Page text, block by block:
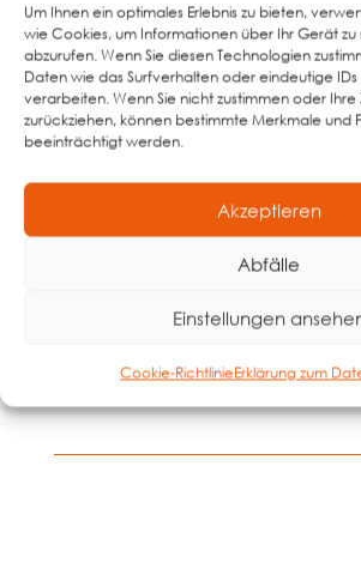
Um Ihnen ein optimales Erlebnis zu bieten,
wie Cookies, um Informationen über Ihr Gerät
abzurufen. Wenn Sie diesen Technologien
Daten wie das Surfverhalten oder eindeutige
verarbeiten. Wenn Sie nicht zustimmen oder Ihre
zurückziehen, können bestimmte Merkmale und
beeinträchtigt werden.
Akzeptieren
Abfälle
Einstellungen
Cookie-RichtlinieErklärung zum
Wir suchen neue
Kollegen zur Verstärkung
Alle offenen Stellen